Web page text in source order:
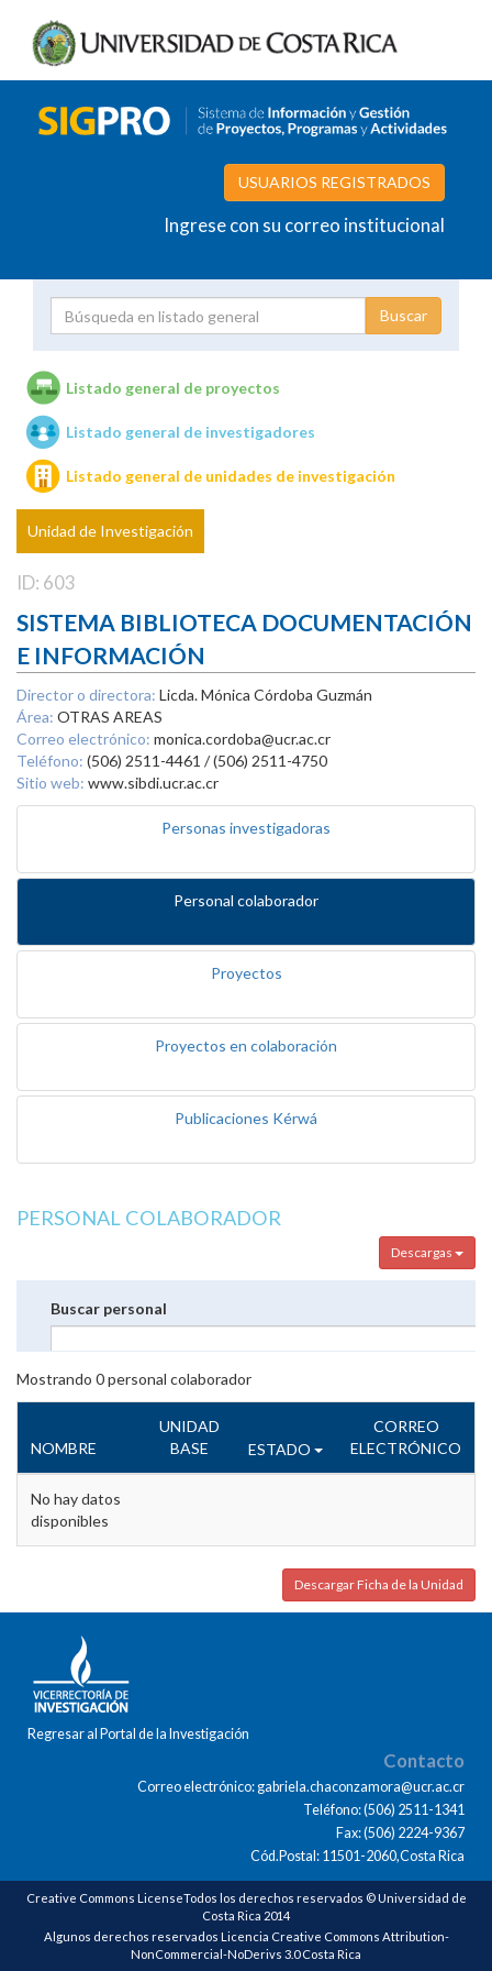
USUARIOS REGISTRADOS
Ingrese con su correo institucional
Unidades de investigación
Listado general de proyectos
Listado general de investigadores
Listado general de unidades de investigación
Unidad de Investigación
ID: 603
SISTEMA BIBLIOTECA DOCUMENTACIÓN
E INFORMACIÓN
Director o directora: Licda. Mónica Córdoba Guzmán
Área: OTRAS AREAS
Correo electrónico: monica.cordoba@ucr.ac.cr
Teléfono: (506) 2511-4461 / (506) 2511-4750
Sitio web: www.sibdi.ucr.ac.cr
Personas investigadoras
Personal colaborador
Proyectos
Proyectos en colaboración
Publicaciones Kérwá
PERSONAL COLABORADOR
Descargas
Buscar personal
Mostrando 0personal colaborador
NOMBRE
UNIDAD
BASE
ESTADO
CORREO
ELECTRÓNICO
No hay datos
disponibles
Descargar Ficha de la Unidad
Regresar al Portal de la Investigación
Contacto
Correo electrónico: gabriela.chaconzamora@ucr.ac.cr
Teléfono: (506) 2511-1341
Fax: (506) 2224-9367
Cód.Postal: 11501-2060,Costa Rica
Creative Commons LicenseTodos los derechos reservados © Universidad de
Costa Rica 2014
Algunos derechos reservados Licencia Creative Commons Attribution-
NonCommercial-NoDerivs 3.0 Costa Rica